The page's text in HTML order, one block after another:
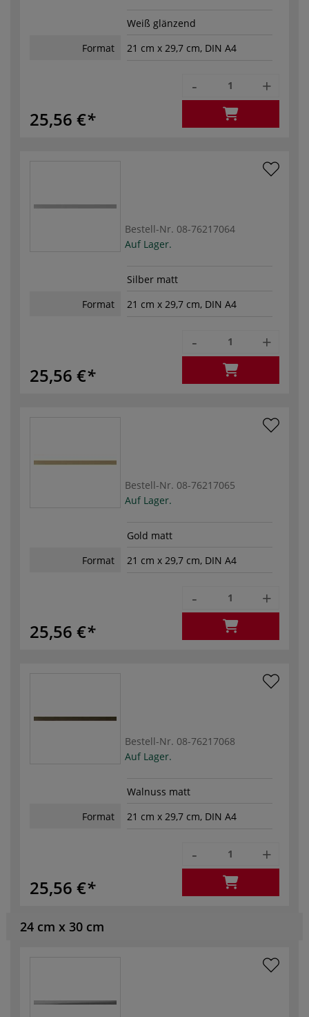
Weiß glänzend
Format
21 cm x 29,7 cm, DIN A4
25,56 €
- +
Bestell-Nr. 08-76217064
Auf Lager.
Silber matt
Format
21 cm x 29,7 cm, DIN A4
25,56 €
- +
Bestell-Nr. 08-76217065
Auf Lager.
Gold matt
Format
21 cm x 29,7 cm, DIN A4
25,56 €
- +
Bestell-Nr. 08-76217068
Auf Lager.
Walnuss matt
Format
21 cm x 29,7 cm, DIN A4
25,56 €
- +
24 cm x 30 cm